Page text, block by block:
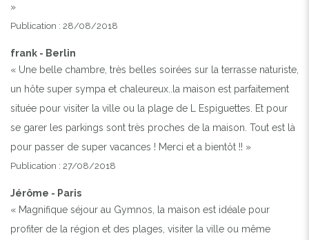
»
Publication : 28/08/2018
frank - Berlin
« Une belle chambre, très belles soirées sur la terrasse naturiste,
un hôte super sympa et chaleureux..la maison est parfaitement
située pour visiter la ville ou la plage de L Espiguettes. Et pour
se garer les parkings sont très proches de la maison. Tout est là
pour passer de super vacances ! Merci et a bientôt !! »
Publication : 27/08/2018
Jérôme - Paris
« Magnifique séjour au Gymnos, la maison est idéale pour
profiter de la région et des plages, visiter la ville ou même